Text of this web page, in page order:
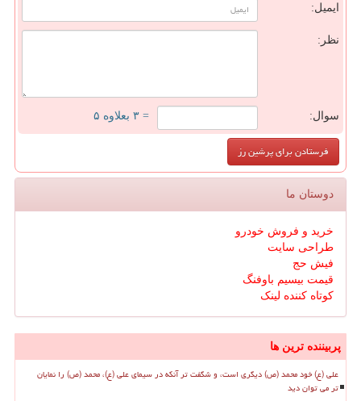
ایمیل:
نظر:
سوال: = ۳ بعلاوه ۵
دوستان ما
خرید و فروش خودرو
طراحی سایت
فیش حج
قیمت بیسیم باوفنگ
کوتاه کننده لینک
پربیننده ترین ها
علی (ع) خود محمد (ص) دیگری است، و شگفت تر آنکه در سیمای علی (ع)، محمد (ص) را نمایان
تر می توان دید